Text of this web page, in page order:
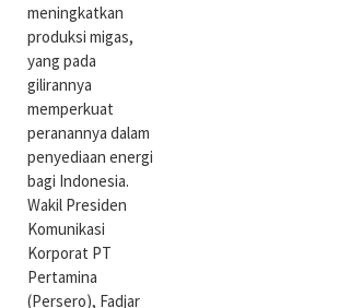
meningkatkan
produksi migas,
yang pada
gilirannya
memperkuat
peranannya dalam
penyediaan energi
bagi Indonesia.
Wakil Presiden
Komunikasi
Korporat PT
Pertamina
(Persero), Fadjar